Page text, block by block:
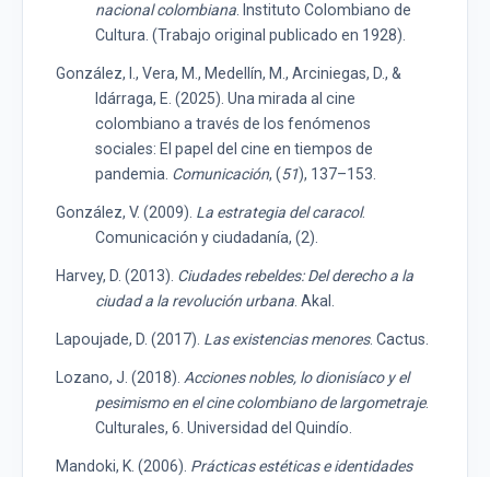
nacional colombiana . Instituto Colombiano de
Cultura. (Trabajo original publicado en 1928).
González, I., Vera, M., Medellín, M., Arciniegas, D., &
Idárraga, E. (2025). Una mirada al cine
colombiano a través de los fenómenos
sociales: El papel del cine en tiempos de
pandemia. Comunicación, (51), 137–153.
González, V. (2009). La estrategia del caracol.
Comunicación y ciudadanía, (2).
Harvey, D. (2013). Ciudades rebeldes: Del derecho a la
ciudad a la revolución urbana . Akal.
Lapoujade, D. (2017). Las existencias menores. Cactus.
Lozano, J. (2018). Acciones nobles, lo dionisíaco y el
pesimismo en el cine colombiano de largometraje.
Culturales, 6. Universidad del Quindío.
Mandoki, K. (2006). Prácticas estéticas e identidades